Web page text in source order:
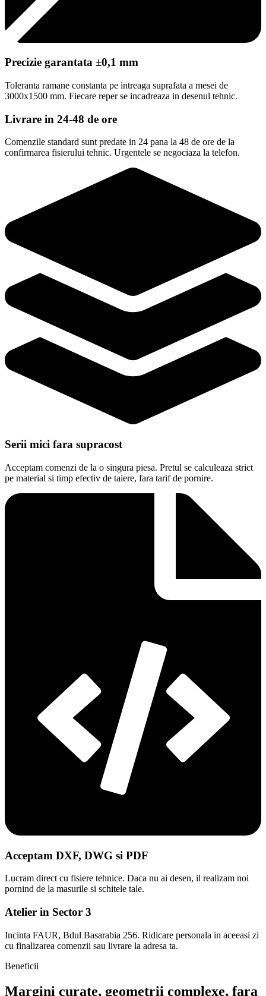
Precizie garantata ±0,1 mm
Toleranta ramane constanta pe intreaga suprafata a mesei de
3000x1500 mm. Fiecare reper se incadreaza in desenul tehnic.
Livrare in 24-48 de ore
Comenzile standard sunt predate in 24 pana la 48 de ore de la
confirmarea fisierului tehnic. Urgentele se negociaza la telefon.
Serii mici fara supracost
Acceptam comenzi de la o singura piesa. Pretul se calculeaza strict
pe material si timp efectiv de taiere, fara tarif de pornire.
Acceptam DXF, DWG si PDF
Lucram direct cu fisiere tehnice. Daca nu ai desen, il realizam noi
pornind de la masurile si schitele tale.
Atelier in Sector 3
Incinta FAUR, Bdul Basarabia 256. Ridicare personala in aceeasi zi
cu finalizarea comenzii sau livrare la adresa ta.
Beneficii
Margini curate, geometrii complexe, fara